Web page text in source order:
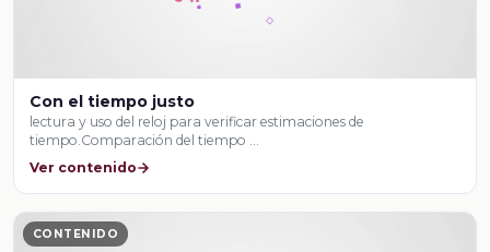
Con el tiempo justo
lectura y uso del reloj para verificar estimaciones de
tiempo.Comparación del tiempo …
Ver contenido
CONTENIDO